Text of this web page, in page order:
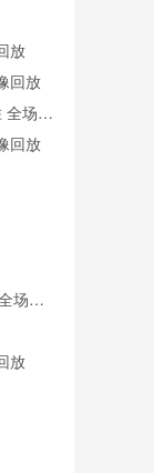
放
回放
全场录
回放
场录
放